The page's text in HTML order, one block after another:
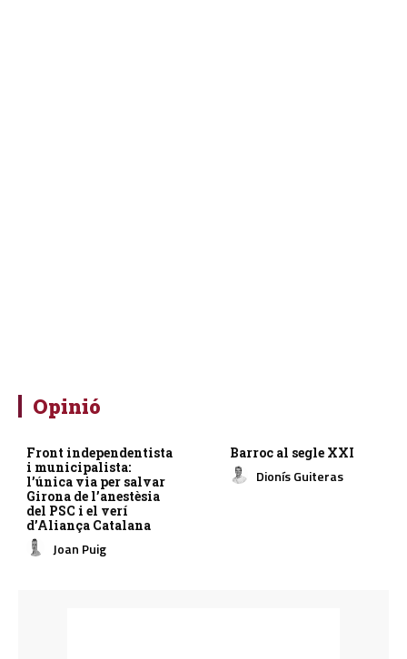
Opinió
Front independentista
i municipalista:
l’única via per salvar
Girona de l’anestèsia
del PSC i el verí
d’Aliança Catalana
Joan Puig
Barroc al segle XXI
Dionís Guiteras